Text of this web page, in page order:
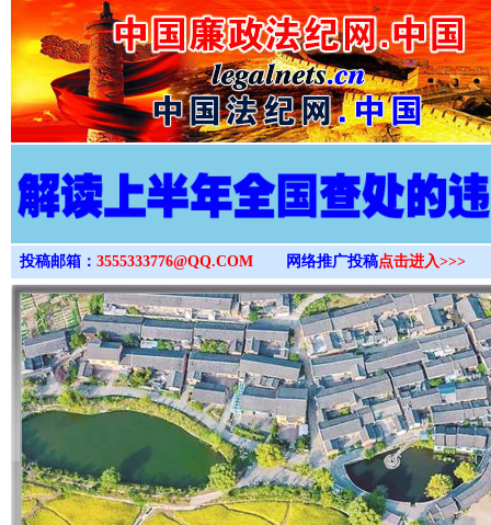
>
投稿邮箱： 3555333776@QQ.COM 网络推广投稿点击进入>>>